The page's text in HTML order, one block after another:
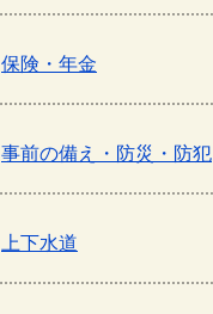
保険・年金
事前の備え・防災・防犯
上下水道